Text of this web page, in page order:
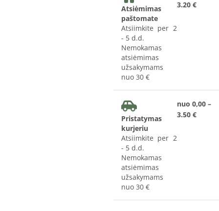
Atsiėmimas
paštomate
Atsiimkite per 2
- 5 d.d.
Nemokamas
atsiėmimas
užsakymams
nuo 30 €
3.20 €
Pristatymas
kurjeriu
Atsiimkite per 2
- 5 d.d.
Nemokamas
atsiėmimas
užsakymams
nuo 30 €
nuo 0,00 –
3.50 €